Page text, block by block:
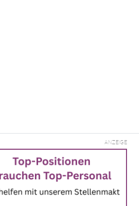
ANZEIGE